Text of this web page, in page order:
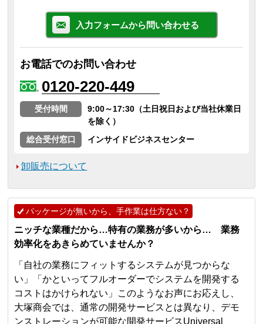
入力フォームから問い合わせる
お電話でのお問い合わせ
0120-220-449
受付時間
9:00～17:30（土日祝日および当社休業日
を除く）
総合受付窓口
インサイドビジネスセンター
卸販売について
パッケージが無いから、手作業は仕方ない？
ニッチな業種だから…特有の業務が多いから… 業務
効率化をあきらめていませんか？
「自社の業務にフィットするシステムが見つからな
い」「かといってフルオーダーでシステムを開発する
コストはかけられない」このようなお声にお応えし、
大塚商会では、通常の開発サービスとは異なり、デモ
ンストレーションが可能な開発サービスUniversal